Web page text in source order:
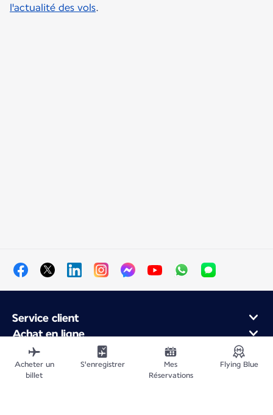
l'actualité des vols.
Service client
Achat en ligne
Programme de fidélité et partenaires
À propos d'Air France
Application Mobile Air France
Acheter un
billet
S'enregistrer
Mes
Réservations
Flying Blue